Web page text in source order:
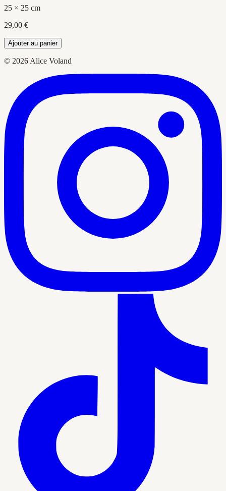
25 × 25 cm
29,00 €
Ajouter au panier
© 2026 Alice Voland